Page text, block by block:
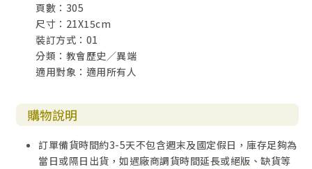
頁數：305
尺寸：21X15cm
裝訂方式：01
分類：教會歷史／異端
適用對象：適用所有人
購物說明
訂單備貨時間約3-5天不包含週末及國定假日，庫存足夠為
當日或隔日出貨，如遇廠商調貨時間延長或絕版、缺貨等